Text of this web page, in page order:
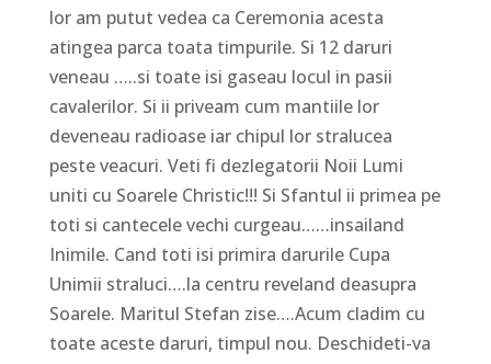
lor am putut vedea ca Ceremonia acesta
atingea parca toata timpurile. Si 12 daruri
veneau …..si toate isi gaseau locul in pasii
cavalerilor. Si ii priveam cum mantiile lor
deveneau radioase iar chipul lor stralucea
peste veacuri. Veti fi dezlegatorii Noii Lumi
uniti cu Soarele Christic!!! Si Sfantul ii primea pe
toti si cantecele vechi curgeau……insailand
Inimile. Cand toti isi primira darurile Cupa
Unimii straluci….la centru reveland deasupra
Soarele. Maritul Stefan zise….Acum cladim cu
toate aceste daruri, timpul nou. Deschideti-va